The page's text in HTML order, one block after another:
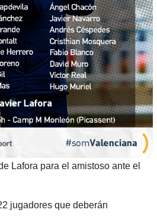
Lafora para el amistoso ante el
jugadores que deberán